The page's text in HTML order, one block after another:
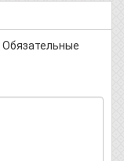
Обязательные